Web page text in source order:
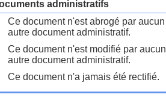
administratifs
Ce document n'est abrogé par aucun
autre document administratif.
Ce document n'est modifié par aucun
autre document administratif.
Ce document n'a jamais été rectifié.